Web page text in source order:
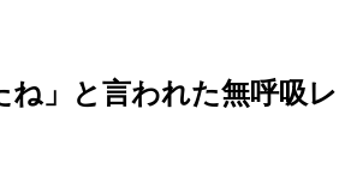
」と言われた無呼吸レ